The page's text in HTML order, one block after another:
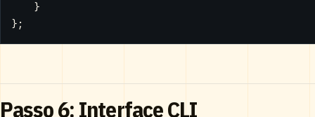
}
};
Passo 6: Interface CLI